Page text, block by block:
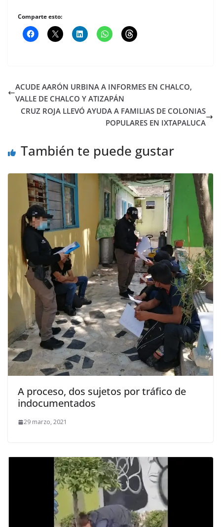
Comparte esto:
ACUDE AARÓN URBINA A INFORMES EN CHALCO,
VALLE DE CHALCO Y ATIZAPÁN
CRUZ ROJA LLEVÓ AYUDA A FAMILIAS DE COLONIAS
POPULARES EN IXTAPALUCA
También te puede gustar
A proceso, dos sujetos por tráfico de
indocumentados
29 marzo, 2021